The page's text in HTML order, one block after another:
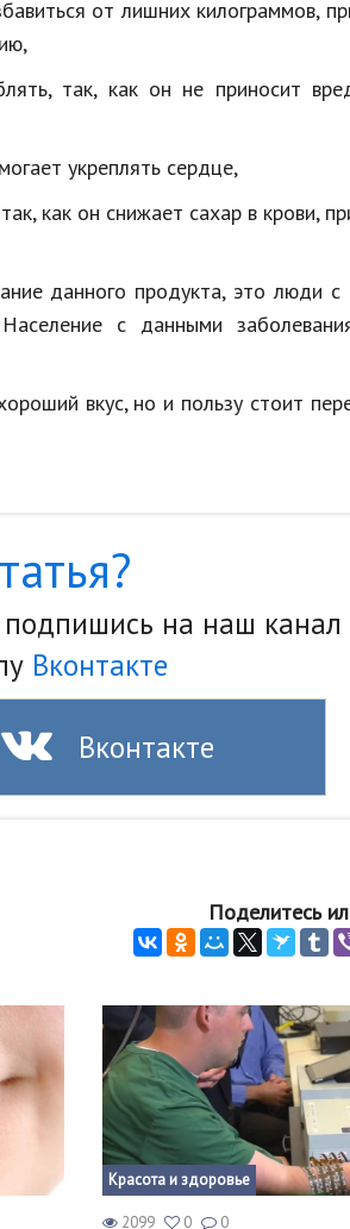
от лишних килограммов,
так, как он не приносит
укреплять сердце,
как он снижает сахар в крови,
данного продукта, это люди с
с данными
вкус, но и пользу стоит
подпишись на наш канал
Вконтакте
Вконтакте
Поделитесь
Красота и здоровье
2099 0 0